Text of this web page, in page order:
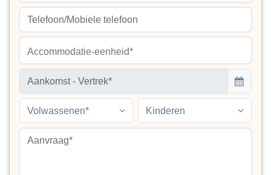
Accommodatie-eenheid*
Volwassenen* Kinderen